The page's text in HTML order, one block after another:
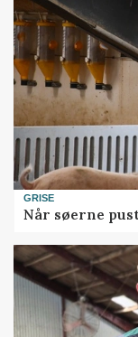
GRISE
Når søerne